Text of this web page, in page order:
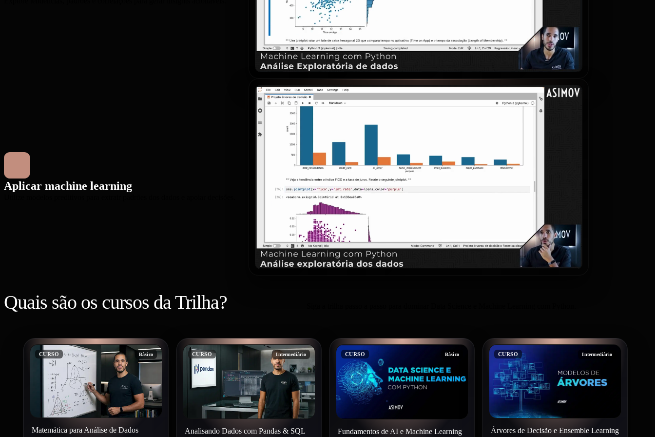
Aplicar machine learning
Quais são os cursos da Trilha?
CURSO Básico
Matemática para Análise de Dados
CURSO Intermediário
Analisando Dados com Pandas & SQL
CURSO Básico
Fundamentos de AI e Machine Learning
CURSO Intermediário
Árvores de Decisão e Ensemble Learning